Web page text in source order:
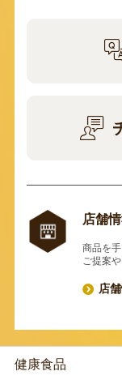
店舗
商品を
ご提案
店
健康食品